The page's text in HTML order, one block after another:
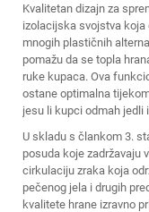
Kvalitetan dizajn za
izolacijska svojstva koja
mnogih plastičnih
pomažu da se topla
ruke kupaca. Ova
ostane optimalna
jesu li kupci odmah jedli
U skladu s člankom 3.
posuda koje zadržavaju
cirkulaciju zraka koja
pečenog jela i drugih
kvalitete hrane izravno